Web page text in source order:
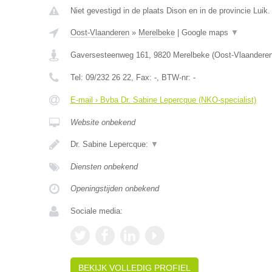
Niet gevestigd in de plaats Dison en in de provincie Luik.
Oost-Vlaanderen» Merelbeke| Google maps ▼
Gaversesteenweg 161, 9820 Merelbeke(Oost-
Tel: 09/232 26 22, Fax: -, BTW-nr: -
E-mail › Bvba Dr. Sabine Lepercque (NKO-specialist)
Website onbekend
Dr. Sabine Lepercque: ▼
Diensten onbekend
Openingstijden onbekend
Sociale media:
BEKIJK VOLLEDIG PROFIEL